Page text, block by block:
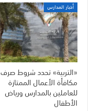
أخبار المدارس
«التربية» تحدد شروط صرف
مكافأة الأعمال الممتازة
للعاملين بالمدارس ورياض
الأطفال